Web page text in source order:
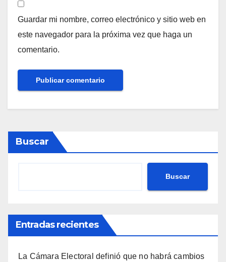
Guardar mi nombre, correo electrónico y sitio web en
este navegador para la próxima vez que haga un
comentario.
Buscar
Buscar
Entradas recientes
La Cámara Electoral definió que no habrá cambios